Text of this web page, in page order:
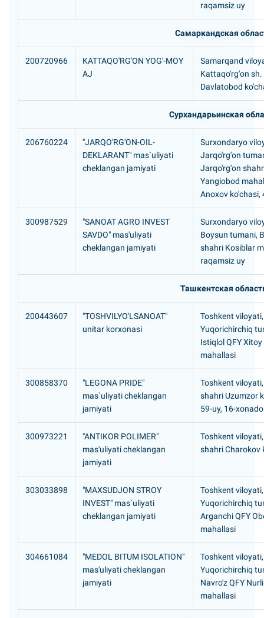
raqamsiz uy
Самаркандская
200720966
KATTAQO'RG'ON YOG'-MOY
AJ
Samarqand
Kattaqo'rg'on sh.
Davlatobod
Сурхандарьинская
206760224
"JARQO'RG'ON-OIL-
DEKLARANT" mas`uliyati
cheklangan jamiyati
Surxondaryo
Jarqo'rg'on
Jarqo'rg'on
Yangiobod
Anoxov ko'chasi,
300987529
"SANOAT AGRO INVEST
SAVDO" mas'uliyati
cheklangan jamiyati
Surxondaryo
Boysun tumani,
shahri Kosiblar
raqamsiz uy
Ташкентская
200443607
"TOSHVILYO'LSANOAT"
unitar korxonasi
Toshkent viloyati,
Yuqorichirchiq
Istiqlol QFY
mahallasi
300858370
"LEGONA PRIDE"
mas`uliyati cheklangan
jamiyati
Toshkent
shahri Uzumzor
59-uy, 16-
300973221
"ANTIKOR POLIMER"
mas'uliyati cheklangan
jamiyati
Toshkent
shahri Charokov
303033898
"MAXSUDJON STROY
INVEST" mas`uliyati
cheklangan jamiyati
Toshkent viloyati,
Yuqorichirchiq
Arganchi QFY
mahallasi
304661084
"MEDOL BITUM ISOLATION"
mas'uliyati cheklangan
jamiyati
Toshkent viloyati,
Yuqorichirchiq
Navro'z QFY
mahallasi